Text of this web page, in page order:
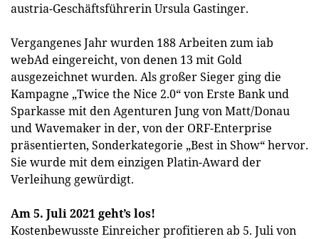
austria-Geschäftsführerin Ursula Gastinger.
Vergangenes Jahr wurden 188 Arbeiten zum iab
webAd eingereicht, von denen 13 mit Gold
ausgezeichnet wurden. Als großer Sieger ging die
Kampagne „Twice the Nice 2.0“ von Erste Bank und
Sparkasse mit den Agenturen Jung von Matt/Donau
und Wavemaker in der, von der ORF-Enterprise
präsentierten, Sonderkategorie „Best in Show“ hervor.
Sie wurde mit dem einzigen Platin-Award der
Verleihung gewürdigt.
Am 5. Juli 2021 geht’s los!
Kostenbewusste Einreicher profitieren ab 5. Juli von